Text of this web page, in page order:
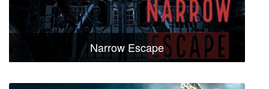
Narrow Escape